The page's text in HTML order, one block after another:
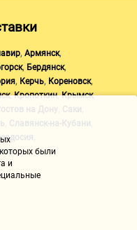
калькуляторе.
два раза, каждый
что порой
, Армянск,
, Бердянск,
, Керчь, Кореновск,
,Кропоткин,Крымск,
на Дону Саки
Славянск-на-Кубани
были
и